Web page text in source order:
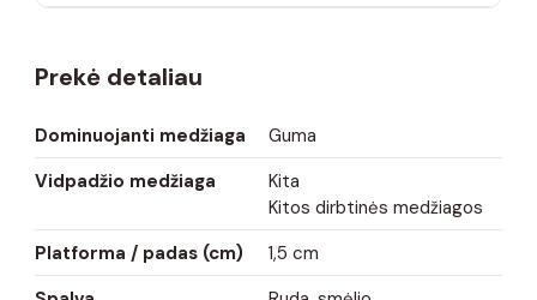
Prekė detaliau
Dominuojanti medžiaga
Guma
Vidpadžio medžiaga
Kita
Kitos dirbtinės medžiagos
Platforma / padas (cm)
1,5 cm